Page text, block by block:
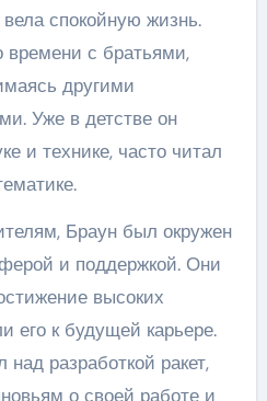
спокойную жизнь.
времени с братьями,
другими
Уже в детстве он
и технике, часто читал
Браун был окружен
и поддержкой. Они
высоких
его к будущей карьере.
разработкой ракет,
о своей работе и